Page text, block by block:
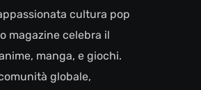
cultura pop
magazine celebra il
manga, e giochi.
globale,